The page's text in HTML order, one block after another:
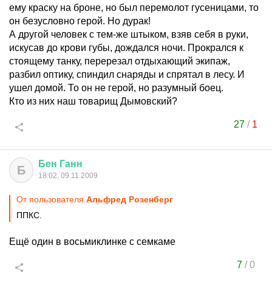
ему краску на броне, но был перемолот гусеницами, то
он безусловно герой. Но дурак!
А другой человек с тем-же штыком, взяв себя в руки,
искусав до крови губы, дождался ночи. Прокрался к
стоящему танку, перерезал отдыхающий экипаж,
разбил оптику, спиндил снаряды и спрятал в лесу. И
ушел домой. То он не герой, но разумный боец.
Кто из них наш товарищ Дымовский?
27 / 1
Б Бен Ганн
18:02, 09.11.2009
От пользователя Альфред Розенберг
ППКС.
Ещё один в восьмиклинке с семкаме
7/0